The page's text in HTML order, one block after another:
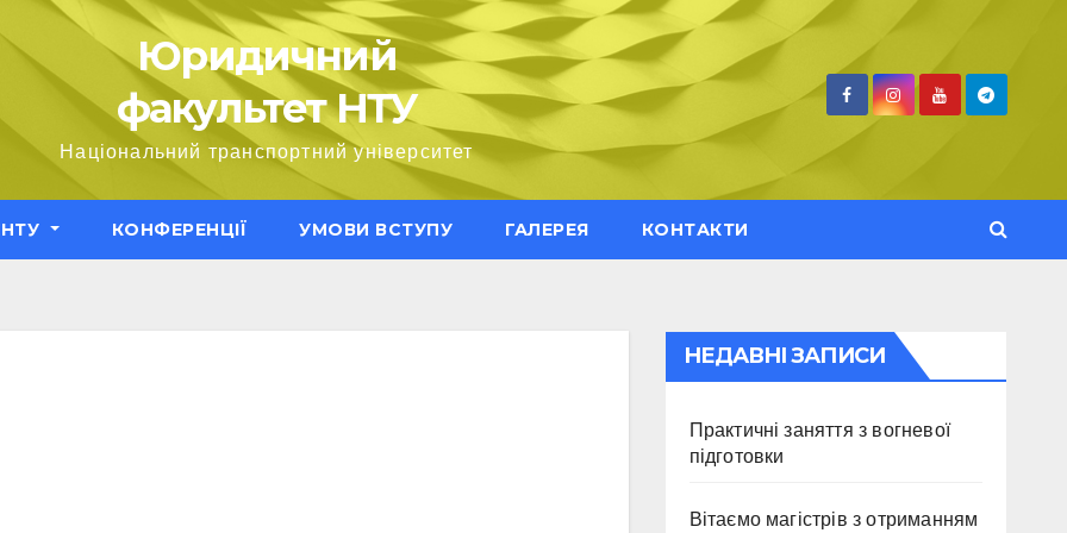
Юридичний
факультет НТУ
Національний транспортний університет
КОНФЕРЕНЦІЇ УМОВИ ВСТУПУ ГАЛЕРЕЯ КОНТАКТИ
НЕДАВНІ ЗАПИСИ
Практичні заняття з вогневої
підготовки
Вітаємо магістрів з отриманням